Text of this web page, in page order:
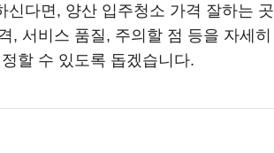
다면, 양산 입주청소 가격 잘하는
서비스 품질, 주의할 점 등을 자세
할 수 있도록 돕겠습니다.